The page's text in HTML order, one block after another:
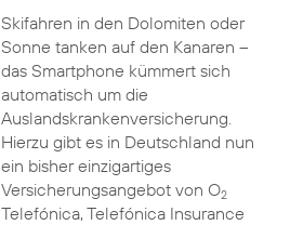
Skifahren in den Dolomiten oder
Sonne tanken auf den Kanaren –
das Smartphone kümmert sich
automatisch um die
Auslandskrankenversicherung.
Hierzu gibt es in Deutschland nun
ein bisher einzigartiges
Versicherungsangebot von O2
Telefónica, Telefónica Insurance